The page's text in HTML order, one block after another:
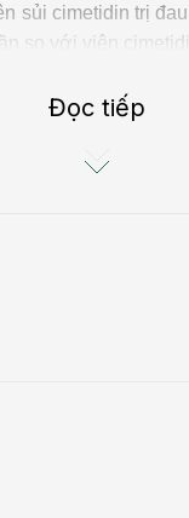
sủi cimetidin trị
so với viên
dạ dày của
nén aspirin thông
Đọc tiếp